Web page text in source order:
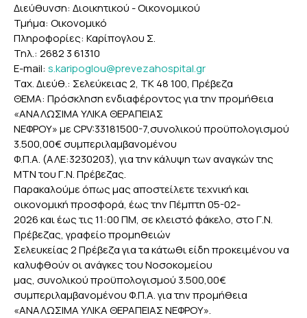
Διεύθυνση: Διοικητικού - Οικονομικού
Τμήμα: Οικονομικό
Πληροφορίες: Καρίπογλου Σ.
Τηλ.: 2682 3 61310
E-mail: s.karipoglou@prevezahospital.gr
Ταχ. Διεύθ.: Σελεύκειας 2, ΤΚ 48 100, Πρέβεζα
ΘΕΜΑ: Πρόσκληση ενδιαφέροντος για την προμήθεια
«ΑΝΑΛΩΣΙΜΑ ΥΛΙΚΑ ΘΕΡΑΠΕΙΑΣ
ΝΕΦΡΟΥ» με CPV:33181500-7,συνολικού προϋπολογισμού
3.500,00€ συμπεριλαμβανομένου
Φ.Π.Α. (ΑΛΕ:3230203), για την κάλυψη των αναγκών της
ΜΤΝ του Γ.Ν. Πρέβεζας.
Παρακαλούμε όπως μας αποστείλετε τεχνική και
οικονομική προσφορά, έως την Πέμπτη 05-02-
2026 και έως τις 11:00 ΠΜ, σε κλειστό φάκελο, στο Γ.Ν.
Πρέβεζας, γραφείο προμηθειών
Σελευκείας 2 Πρέβεζα για τα κάτωθι είδη προκειμένου να
καλυφθούν οι ανάγκες του Νοσοκομείου
μας, συνολικού προϋπολογισμού 3.500,00€
συμπεριλαμβανομένου Φ.Π.Α. για την προμήθεια
«ΑΝΑΛΩΣΙΜΑ ΥΛΙΚΑ ΘΕΡΑΠΕΙΑΣ ΝΕΦΡΟΥ».